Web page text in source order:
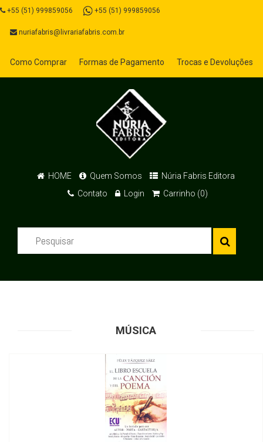
+55 (51) 999859056 +55 (51) 999859056
nuriafabris@livrariafabris.com.br
Como Comprar Formas de Pagamento Trocas e Devoluções
HOME Quem Somos
Núria Fabris Editora
Contato
Login Carrinho (0)
MÚSICA